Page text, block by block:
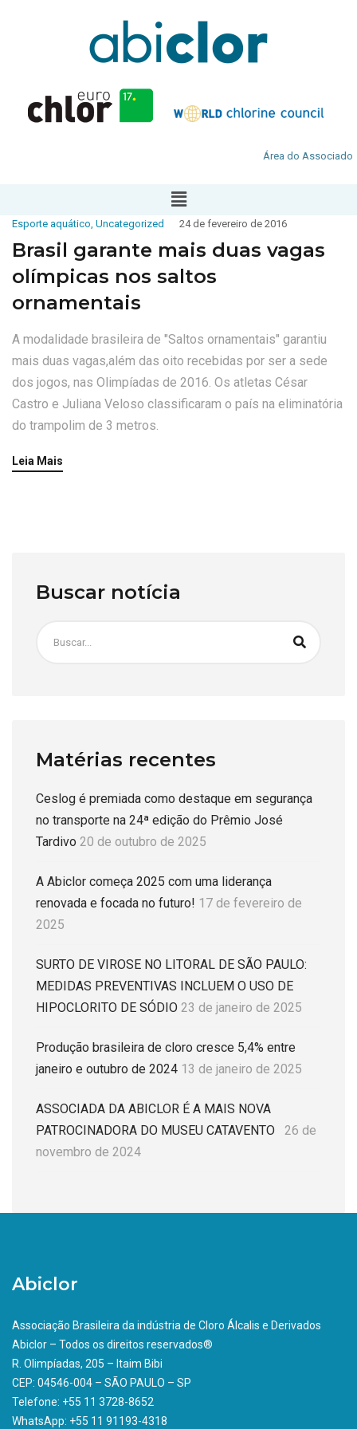
Área do Associado
Esporte aquático, Uncategorized 24 de fevereiro de 2016
Brasil garante mais duas vagas
olímpicas nos saltos
ornamentais
A modalidade brasileira de "Saltos ornamentais" garantiu
mais duas vagas,além das oito recebidas por ser a sede
dos jogos, nas Olimpíadas de 2016. Os atletas César
Castro e Juliana Veloso classificaram o país na eliminatória
do trampolim de 3 metros.
Leia Mais
Buscar notícia
Matérias recentes
Ceslog é premiada como destaque em segurança
no transporte na 24ª edição do Prêmio José
Tardivo 20 de outubro de 2025
A Abiclor começa 2025 com uma liderança
renovada e focada no futuro! 17 de fevereiro de
2025
SURTO DE VIROSE NO LITORAL DE SÃO PAULO:
MEDIDAS PREVENTIVAS INCLUEM O USO DE
HIPOCLORITO DE SÓDIO 23 de janeiro de 2025
Produção brasileira de cloro cresce 5,4% entre
janeiro e outubro de 2024 13 de janeiro de 2025
ASSOCIADA DA ABICLOR É A MAIS NOVA
PATROCINADORA DO MUSEU CATAVENTO
26 de
novembro de 2024
Abiclor
Associação Brasileira da indústria de Cloro Álcalis e Derivados
Abiclor – Todos os direitos reservados®
R. Olimpíadas, 205 – Itaim Bibi
CEP: 04546-004 – SÃO PAULO – SP
Telefone: +55 11 3728-8652
WhatsApp: +55 11 91193-4318